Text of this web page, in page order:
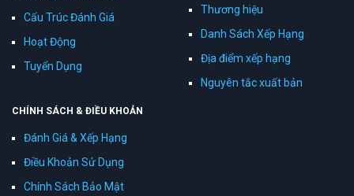
Cấu Trúc Đánh Giá
Hoạt Động
Tuyển Dụng
Thương hiệu
Danh Sách Xếp Hạng
Địa điểm xếp hạng
Nguyên tắc xuất bản
CHÍNH SÁCH & ĐIỀU KHOẢN
Đánh Giá & Xếp Hạng
Điều Khoản Sử Dụng
Chính Sách Bảo Mật